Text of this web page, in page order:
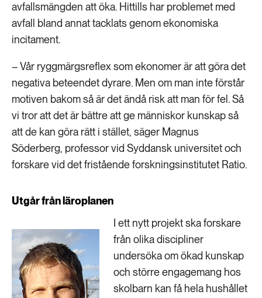
avfallsmängden att öka. Hittills har problemet med
avfall bland annat tacklats genom ekonomiska
incitament.
– Vår ryggmärgsreflex som ekonomer är att göra det
negativa beteendet dyrare. Men om man inte förstår
motiven bakom så är det ändå risk att man för fel. Så
vi tror att det är bättre att ge människor kunskap så
att de kan göra rätt i stället, säger Magnus
Söderberg, professor vid Syddansk universitet och
forskare vid det fristående forskningsinstitutet Ratio.
Utgår från läroplanen
I ett nytt projekt ska forskare
från olika discipliner
undersöka om ökad kunskap
och större engagemang hos
skolbarn kan få hela hushållet